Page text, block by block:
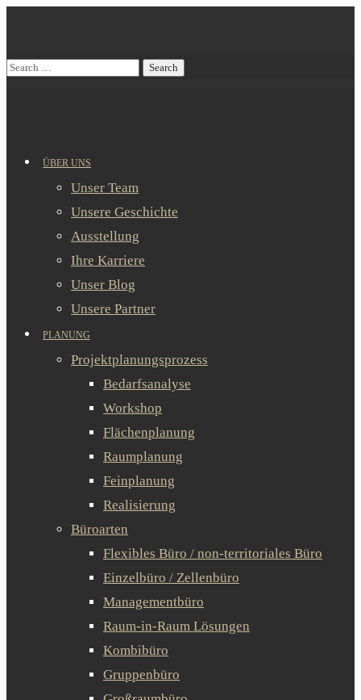
ÜBER UNS
Unser Team
Unsere Geschichte
Ausstellung
Ihre Karriere
Unser Blog
Unsere Partner
PLANUNG
Projektplanungsprozess
Bedarfsanalyse
Workshop
Flächenplanung
Raumplanung
Feinplanung
Realisierung
Büroarten
Flexibles Büro / non-territoriales Büro
Einzelbüro / Zellenbüro
Managementbüro
Raum-in-Raum Lösungen
Kombibüro
Gruppenbüro